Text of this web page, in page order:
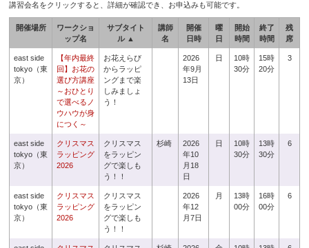
講習会名をクリックすると、詳細が確認でき、お申込みも可能です。
開催場所
ワークショ
ップ名
サブタイト
ル ▲
講師
名
開催
日時
曜
日
開始
時間
終了
時間
残
席
east side
tokyo（東
京）
【年内最終
回】お花の
選び方講座
～おひとり
で選べるノ
ウハウが身
につく～
お花えらび
からラッピ
ングまで楽
しみましょ
う！
2026
年9月
13日
日
10時
30分
15時
20分
3
east side
tokyo（東
京）
クリスマス
ラッピング
2026
クリスマス
をラッピン
グで楽しも
う！！
杉崎
2026
年10
月18
日
日
10時
30分
13時
30分
6
east side
tokyo（東
京）
クリスマス
ラッピング
2026
クリスマス
をラッピン
グで楽しも
う！！
2026
年12
月7日
月
13時
00分
16時
00分
6